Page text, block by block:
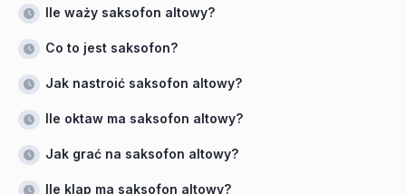
Ile waży saksofon altowy?
Co to jest saksofon?
Jak nastroić saksofon altowy?
Ile oktaw ma saksofon altowy?
Jak grać na saksofon altowy?
Ile klap ma saksofon altowy?